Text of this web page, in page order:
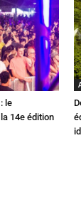
le
14e édition